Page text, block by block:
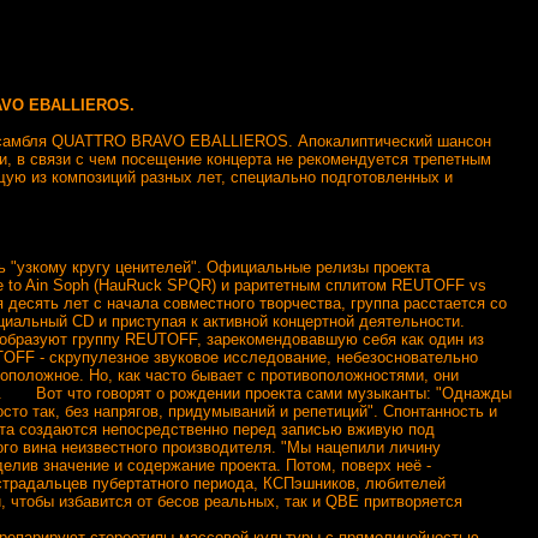
EBALLIEROS.
QUATTRO BRAVO EBALLIEROS. Апокалиптический шансон
в связи с чем посещение концерта не рекомендуется трепетным
из композиций разных лет, специально подготовленных и
кругу ценителей". Официальные релизы проекта
Ain Soph (HauRuck SPQR) и раритетным сплитом REUTOFF vs
лет с начала совместного творчества, группа расстается со
CD и приступая к активной концертной деятельности.
группу REUTOFF, зарекомендовавшую себя как один из
- скрупулезное звуковое исследование, небезосновательно
Но, как часто бывает с противоположностями, они
Вот что говорят о рождении проекта сами музыканты: "Однажды
так, без напрягов, придумываний и репетиций". Спонтанность и
создаются непосредственно перед записью вживую под
вина неизвестного производителя. "Мы нацепили личину
значение и содержание проекта. Потом, поверх неё -
пубертатного периода, КСПэшников, любителей
избавится от бесов реальных, так и QBE притворяется